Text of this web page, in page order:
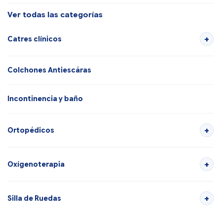
Ver todas las categorías
Catres clínicos
Colchones Antiescáras
Incontinencia y baño
Ortopédicos
Oxígenoterapia
Silla de Ruedas